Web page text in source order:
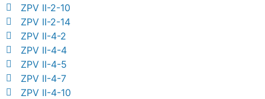
ZPV II-2-10
ZPV II-2-14
ZPV II-4-2
ZPV II-4-4
ZPV II-4-5
ZPV II-4-7
ZPV II-4-10